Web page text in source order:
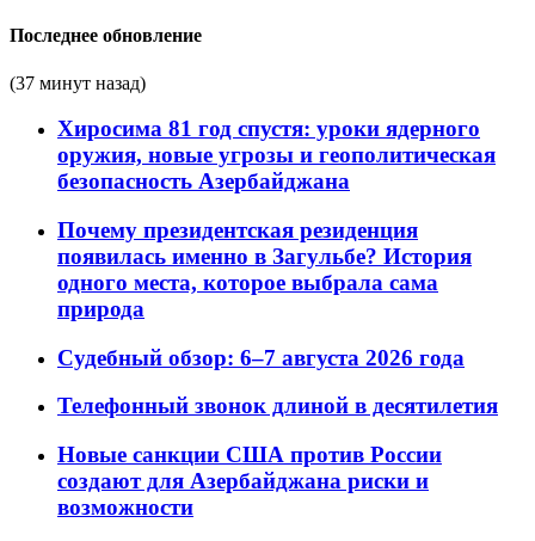
Последнее обновление
(37 минут назад)
Хиросима 81 год спустя: уроки ядерного
оружия, новые угрозы и геополитическая
безопасность Азербайджана
Почему президентская резиденция
появилась именно в Загульбе? История
одного места, которое выбрала сама
природа
Судебный обзор: 6–7 августа 2026 года
Телефонный звонок длиной в десятилетия
Новые санкции США против России
создают для Азербайджана риски и
возможности